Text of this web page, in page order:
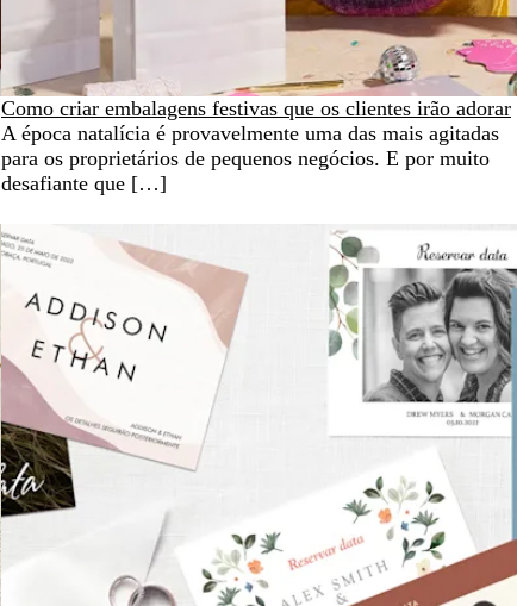
Como criar embalagens festivas que os clientes irão adorar
A época natalícia é provavelmente uma das mais agitadas
para os proprietários de pequenos negócios. E por muito
desafiante que […]